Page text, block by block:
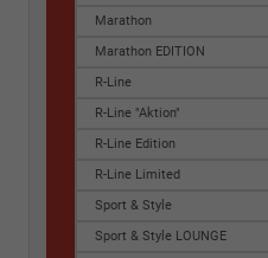
Marathon
Marathon EDITION
R-Line
R-Line "Aktion"
R-Line Edition
R-Line Limited
Sport & Style
Sport & Style LOUNGE